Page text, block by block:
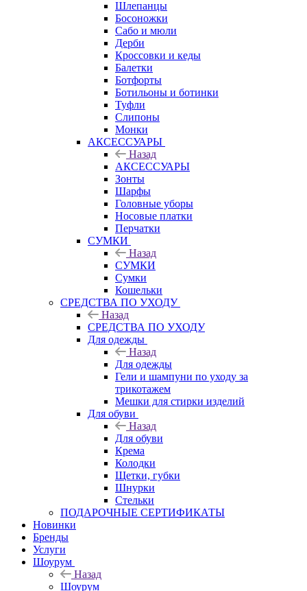
Шлепанцы
Босоножки
Сабо и мюли
Дерби
Кроссовки и кеды
Балетки
Ботфорты
Ботильоны и ботинки
Туфли
Слипоны
Монки
АКСЕССУАРЫ
Назад
АКСЕССУАРЫ
Зонты
Шарфы
Головные уборы
Носовые платки
Перчатки
СУМКИ
Назад
СУМКИ
Сумки
Кошельки
CРЕДСТВА ПО УХОДУ
Назад
CРЕДСТВА ПО УХОДУ
Для одежды
Назад
Для одежды
Гели и шампуни по уходу за
трикотажем
Мешки для стирки изделий
Для обуви
Назад
Для обуви
Крема
Колодки
Щетки, губки
Шнурки
Стельки
ПОДАРОЧНЫЕ СЕРТИФИКАТЫ
Новинки
Бренды
Услуги
Шоурум
Назад
Шоурум